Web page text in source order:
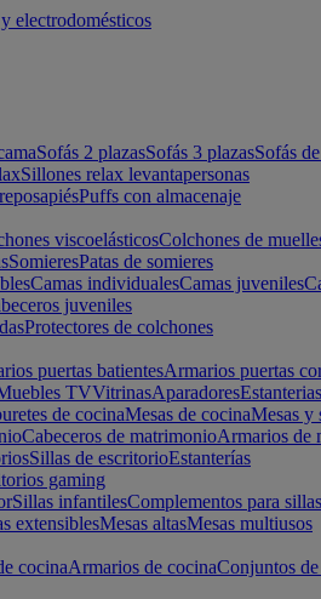
Sofás 2 plazasSofás 3 plazasSofás
Sillones relax levantapersonas
Puffs con almacenaje
viscoelásticosColchones de
SomieresPatas de somieres
Camas individualesCamas juveniles
juveniles
Protectores de colchones
puertas batientesArmarios puertas
TVVitrinasAparadoresEstanterias
de cocinaMesas de cocinaMesas y
Cabeceros de matrimonioArmarios de
Sillas de escritorioEstanterías
gaming
Sillas infantilesComplementos para sillas
extensiblesMesas altasMesas multiusos
cocinaArmarios de cocinaConjuntos